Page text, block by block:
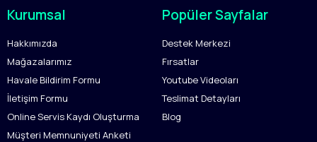
Kurumsal
Hakkımızda
Mağazalarımız
Havale Bildirim Formu
İletişim Formu
Online Servis Kaydı Oluşturma
Müşteri Memnuniyeti Anketi
Popüler Sayfalar
Destek Merkezi
Fırsatlar
Youtube Videoları
Teslimat Detayları
Blog